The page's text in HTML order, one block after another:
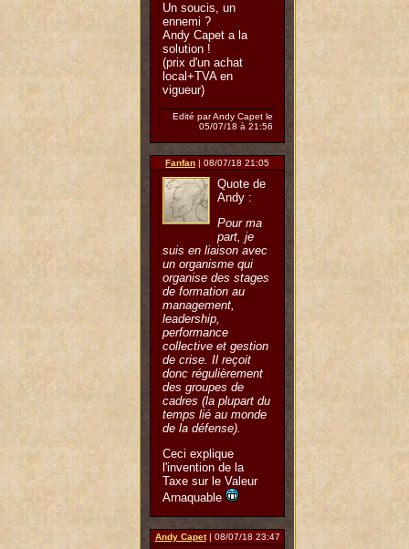
Un soucis, un
ennemi ?
Andy Capet a la
solution !
(prix d'un achat
local+TVA en
vigueur)
Edité par Andy Capet le
05/07/18 à 21:56
Fanfan | 08/07/18 21:05
Quote de
Andy :
Pour ma
part, je
suis en liaison avec
un organisme qui
organise des stages
de formation au
management,
leadership,
performance
collective et gestion
de crise. Il reçoit
donc régulièrement
des groupes de
cadres (la plupart du
temps lié au monde
de la défense).
Ceci explique
l'invention de la
Taxe sur le Valeur
Arnaquable
Andy Capet| 08/07/18 23:47